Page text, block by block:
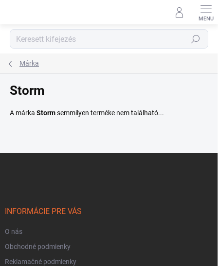
tartalomhoz
Keresés
Márka
Storm
A márka Stormsemmilyen terméke nem található...
INFORMÁCIE PRE VÁS
O nás
Obchodné podmienky
Reklamačné podmienky